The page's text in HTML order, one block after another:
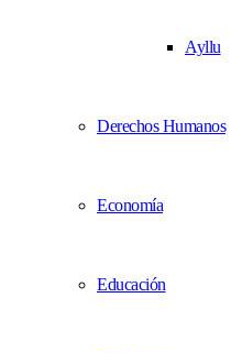
Ayllu
Derechos Humanos
Economía
Educación